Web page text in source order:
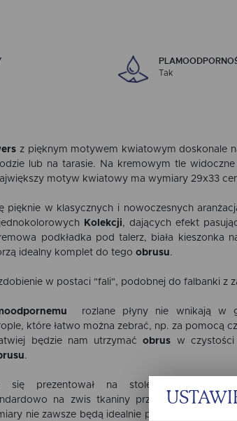
Tak
z pięknym motywem kwiatowym doskonale
lub na tarasie. Na kremowym tle widoczne
motyw kwiatowy ma wymiary 29x33
pięknie w klasycznych i nowoczesnych
Kolekcji, dających efekt
podkładka pod talerz, biała kieszonka
idealny komplet do tego obrusu.
w postaci "fali", podobnej do falbanki z
rozlane płyny nie wnikają w
które łatwo można zebrać, np. za pomocą
będzie nam utrzymaćobrus w czystości
.
prezentował na stole, warto
na zwis tkaniny przyjmuje się po
nie zawsze będą idealnie pasowały -